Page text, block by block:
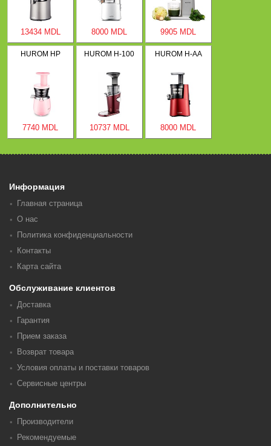
13434 MDL 8000 MDL 9905 MDL
HUROM HP
7740 MDL
HUROM H-100
10737 MDL
HUROM H-AA
8000 MDL
Информация
Главная страница
О нас
Политика конфиденциальности
Контакты
Карта сайта
Обслуживание клиентов
Доставка
Гарантия
Прием заказа
Возврат товара
Условия оплаты и поставки товаров
Сервисные центры
Дополнительно
Производители
Рекомендуемые